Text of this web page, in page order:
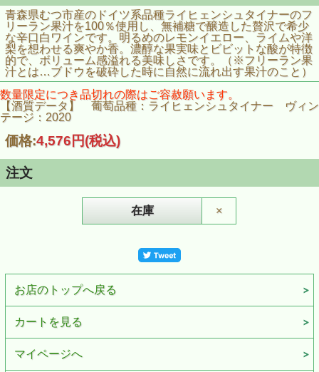
青森県むつ市産のドイツ系品種ライヒェンシュタイナーのフ
リーラン果汁を100％使用し、無補糖で醸造した贅沢で希少
な辛口白ワインです。明るめのレモンイエロー、ライムや洋
梨を想わせる爽やか香。濃醇な果実味とビビットな酸が特徴
的で、ボリューム感溢れる美味しさです。（※フリーラン果
汁とは…ブドウを破砕した時に自然に流れ出す果汁のこと）
数量限定につき品切れの際はご容赦願います。
【酒質データ】 葡萄品種：ライヒェンシュタイナー ヴィン
テージ：2020
価格:4,576円(税込)
注文
在庫 ×
お店のトップへ戻る
カートを見る
マイページへ